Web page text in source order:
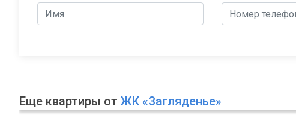
Еще квартиры от ЖК «Загляденье»